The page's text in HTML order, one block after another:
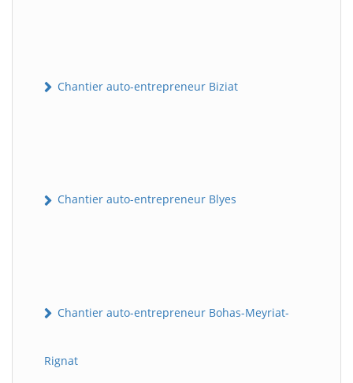
Chantier auto-entrepreneur Biziat
Chantier auto-entrepreneur Blyes
Chantier auto-entrepreneur Bohas-Meyriat-
Rignat